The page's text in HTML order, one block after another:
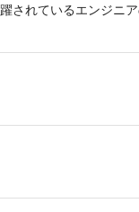
されているエンジニ